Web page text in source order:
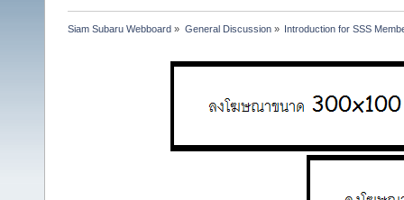
Siam Subaru Webboard » General Discussion» Introduction for SSS